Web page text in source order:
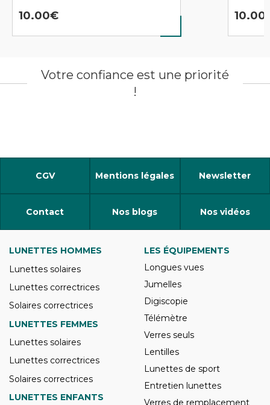
10.00 10.00
Votre confiance est une priorité
!
CGV Mentions légales Newsletter
Contact Nos blogs Nos vidéos
LUNETTES HOMMES
Lunettes solaires
Lunettes correctrices
Solaires correctrices
LUNETTES FEMMES
Lunettes solaires
Lunettes correctrices
Solaires correctrices
LUNETTES ENFANTS
LES ÉQUIPEMENTS
Longues vues
Jumelles
Digiscopie
Télémètre
Verres seuls
Lentilles
Lunettes de sport
Entretien lunettes